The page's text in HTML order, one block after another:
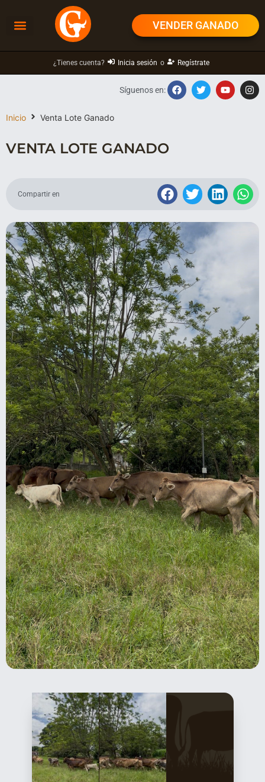
VENDER GANADO
¿Tienes cuenta? Inicia sesión o Regístrate
Inicio Venta Lote Ganado
Síguenos en:
VENTA LOTE GANADO
Compartir en